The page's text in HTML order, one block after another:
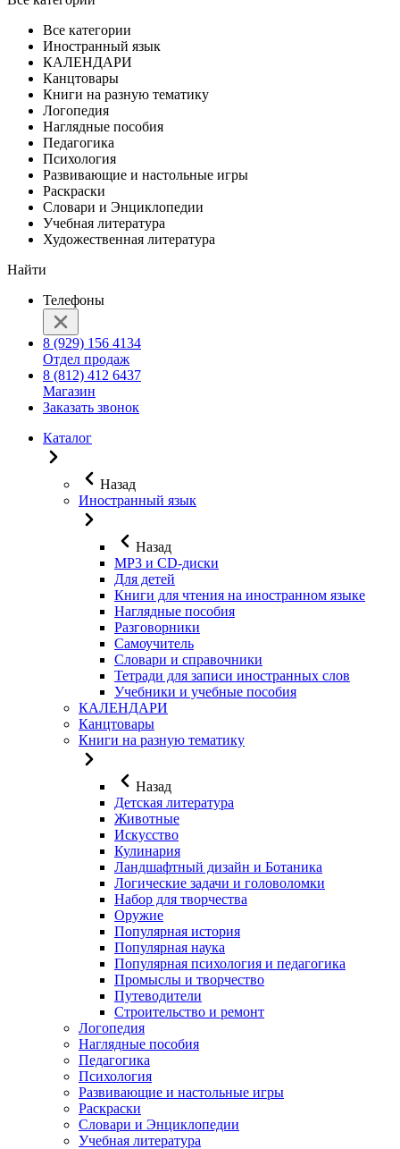
Все категории
Иностранный язык
КАЛЕНДАРИ
Канцтовары
Книги на разную тематику
Логопедия
Наглядные пособия
Педагогика
Психология
Развивающие и настольные игры
Раскраски
Словари и Энциклопедии
Учебная литература
Художественная литература
Найти
Телефоны
8 (929) 156 4134
Отдел продаж
8 (812) 412 6437
Магазин
Заказать звонок
Каталог
Назад
Иностранный язык
Назад
MP3 и CD-диски
Для детей
Книги для чтения на иностранном языке
Наглядные пособия
Разговорники
Самоучитель
Словари и справочники
Тетради для записи иностранных слов
Учебники и учебные пособия
КАЛЕНДАРИ
Канцтовары
Книги на разную тематику
Назад
Детская литература
Животные
Искусство
Кулинария
Ландшафтный дизайн и Ботаника
Логические задачи и головоломки
Набор для творчества
Оружие
Популярная история
Популярная наука
Популярная психология и педагогика
Промыслы и творчество
Путеводители
Строительство и ремонт
Логопедия
Наглядные пособия
Педагогика
Психология
Развивающие и настольные игры
Раскраски
Словари и Энциклопедии
Учебная литература